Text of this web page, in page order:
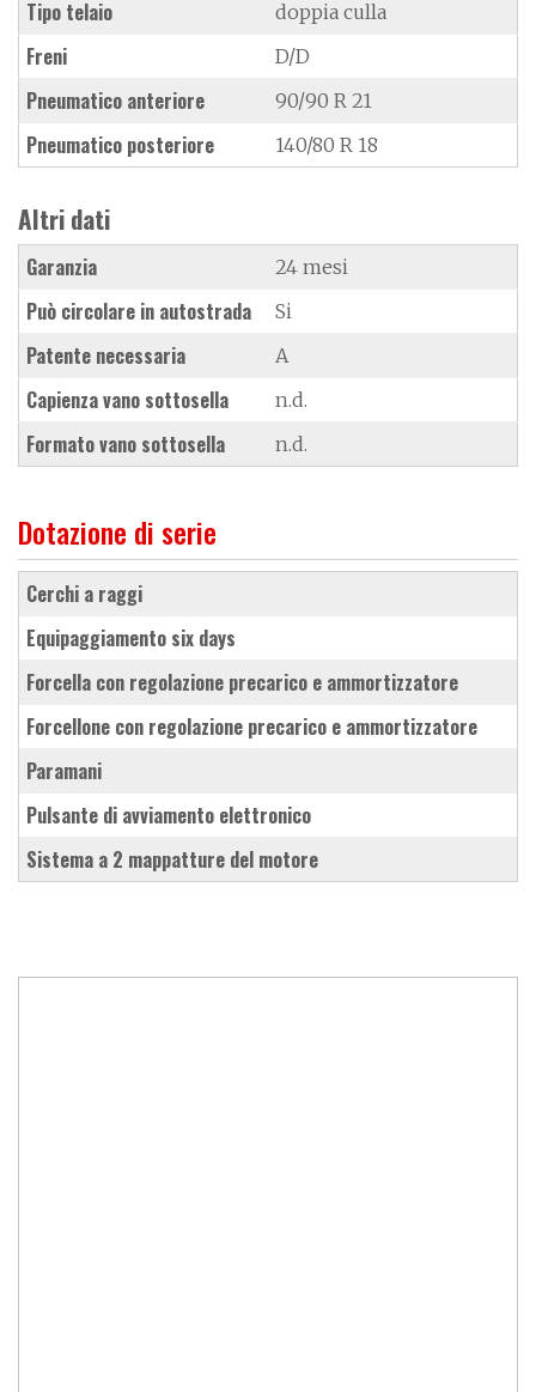
Tipo telaio doppia culla
Freni D/D
Pneumatico anteriore 90/90 R 21
Pneumatico posteriore 140/80 R 18
Altri dati
Garanzia 24 mesi
Può circolare in autostrada Si
Patente necessaria A
Capienza vano sottosella n.d.
Formato vano sottosella n.d.
Dotazione di serie
cerchi a raggi
equipaggiamento six days
forcella con regolazione precarico e ammortizzatore
forcellone con regolazione precarico e ammortizzatore
paramani
pulsante di avviamento elettronico
sistema a 2 mappatture del motore